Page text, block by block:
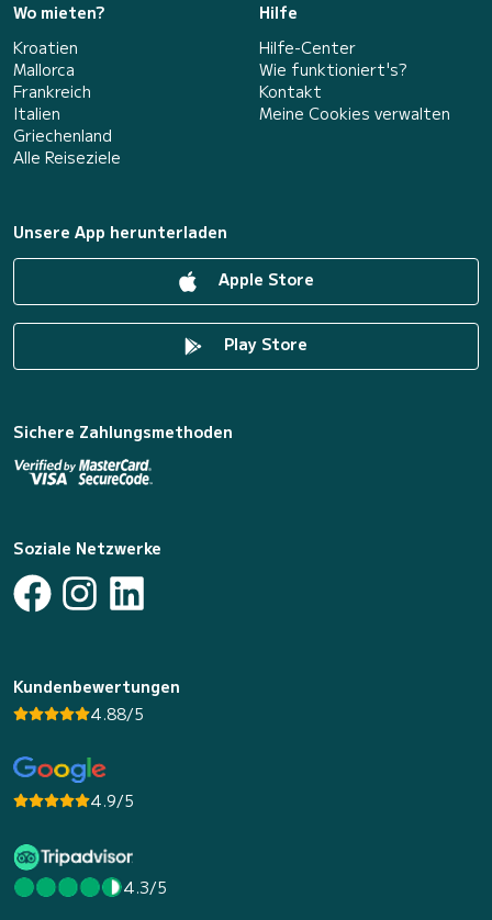
Wo mieten?
Kroatien
Mallorca
Frankreich
Italien
Griechenland
Alle Reiseziele
Hilfe
Hilfe-Center
Wie funktioniert's?
Kontakt
Meine Cookies verwalten
Unsere App herunterladen
Apple Store
Play Store
Sichere Zahlungsmethoden
Soziale Netzwerke
Kundenbewertungen
4.88/5
4.9/5
4.3/5